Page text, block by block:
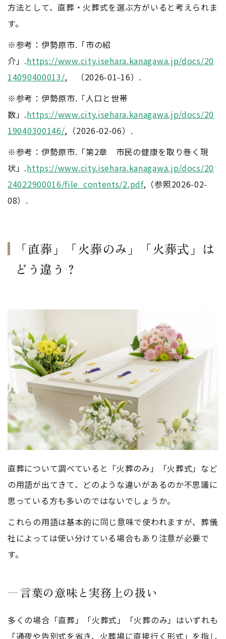
方法として、直葬・火葬式を選ぶ方がいると考えられま
す。
※参考：伊勢原市.「市の紹
介」.https://www.city.isehara.kanagawa.jp/docs/20
14090400013/, （2026-01-16）.
※参考：伊勢原市.「人口と世帯
数」.https://www.city.isehara.kanagawa.jp/docs/20
19040300146/,（2026-02-06）.
※参考：伊勢原市.「第2章 市民の健康を取り巻く現
状」.https://www.city.isehara.kanagawa.jp/docs/20
24022900016/file_contents/2.pdf,（参照2026-02-
08）.
「直葬」「火葬のみ」「火葬式」は
どう違う？
直葬について調べていると「火葬のみ」「火葬式」など
の用語が出てきて、どのような違いがあるのか不思議に
思っている方も多いのではないでしょうか。
これらの用語は基本的に同じ意味で使われますが、葬儀
社によっては使い分けている場合もあり注意が必要で
す。
言葉の意味と実務上の扱い
多くの場合「直葬」「火葬式」「火葬のみ」はいずれも
「通夜や告別式を省き、火葬場に直接行く形式」を指し